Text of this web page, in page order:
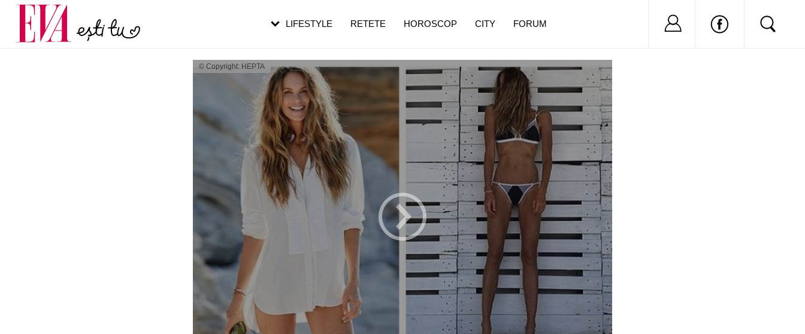
© Copyright: HEPTA
LIFESTYLE RETETE HOROSCOP CITY FORUM Nu ai cont?
Carieră
Actualitate
pe măsură ce înaintezi în vârstă
de dureroasă este investigația